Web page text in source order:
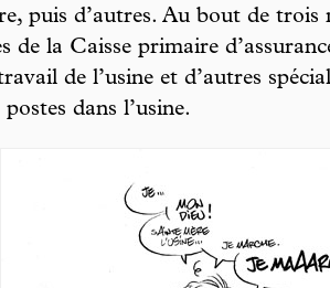
puis d’autres. Au bout de trois
de la Caisse primaire
de l’usine et d’autres
dans l’usine.